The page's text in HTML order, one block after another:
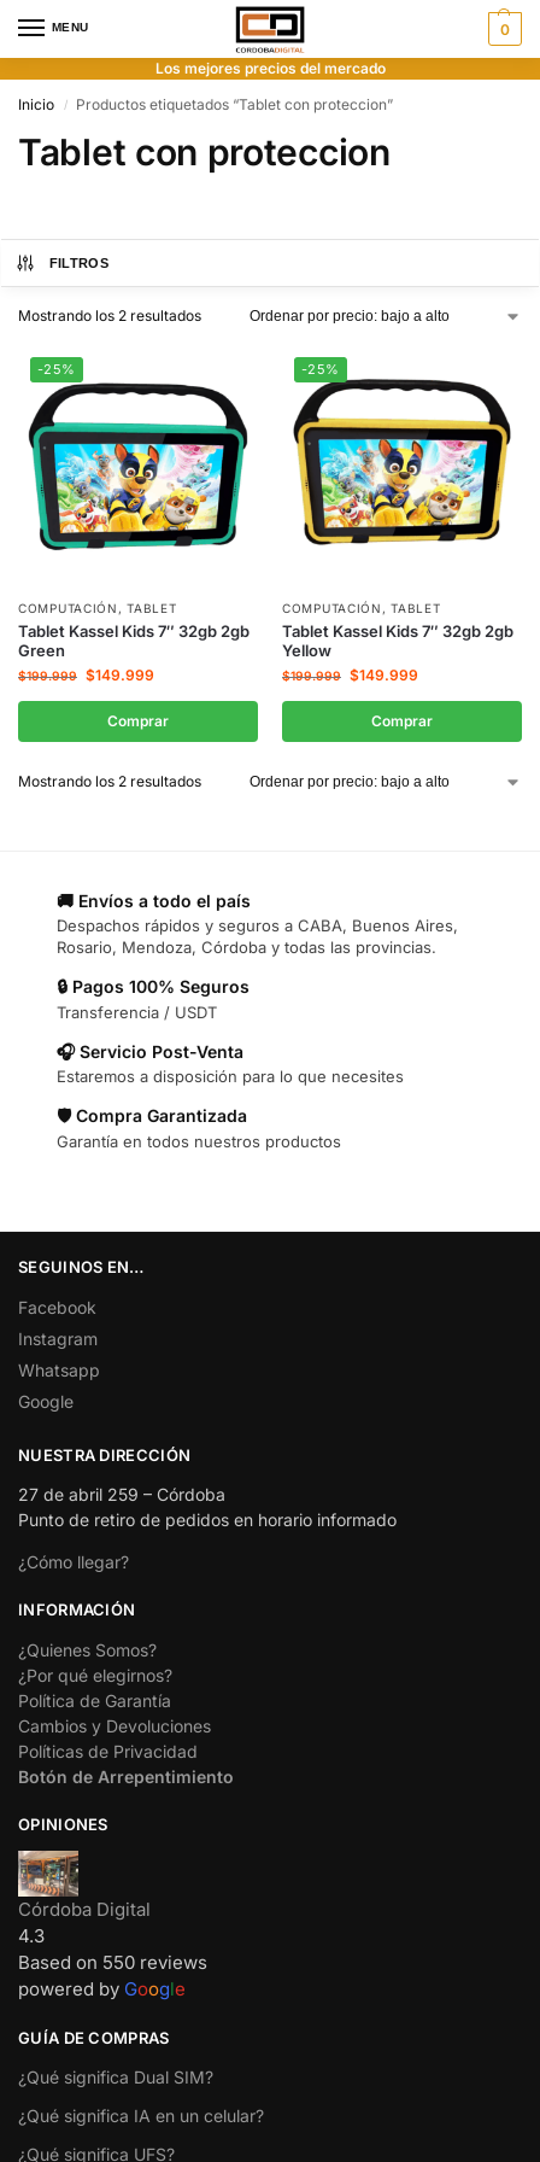
MENU 0
Los mejores precios del mercado
Inicio
/ Productos etiquetados “Tablet con proteccion”
Tablet con proteccion
FILTROS
Mostrando los 2 resultados
-25%
COMPUTACIÓN ,TABLET
Tablet Kassel Kids 7″ 32gb 2gb
Green
$199.999 $149.999
Comprar
-25%
COMPUTACIÓN ,TABLET
Tablet Kassel Kids 7″ 32gb 2gb
Yellow
$199.999 $149.999
Comprar
Mostrando los 2 resultados
🚚 Envíos a todo el país
Despachos rápidos y seguros a CABA, Buenos Aires,
Rosario, Mendoza, Córdoba y todas las provincias.
🔒 Pagos 100% Seguros
Transferencia / USDT
🎧 Servicio Post-Venta
Estaremos a disposición para lo que necesites
🛡️ Compra Garantizada
Garantía en todos nuestros productos
SEGUINOS EN…
Facebook
Instagram
Whatsapp
Google
NUESTRA DIRECCIÓN
27 de abril 259 – Córdoba
Punto de retiro de pedidos en horario informado
¿Cómo llegar?
INFORMACIÓN
¿Quienes Somos?
¿Por qué elegirnos?
Política de Garantía
Cambios y Devoluciones
Políticas de Privacidad
Botón de Arrepentimiento
OPINIONES
Córdoba Digital
4.3
Based on 550 reviews
powered by Google
GUÍA DE COMPRAS
¿Qué significa Dual SIM?
¿Qué significa IA en un celular?
¿Qué significa UFS?